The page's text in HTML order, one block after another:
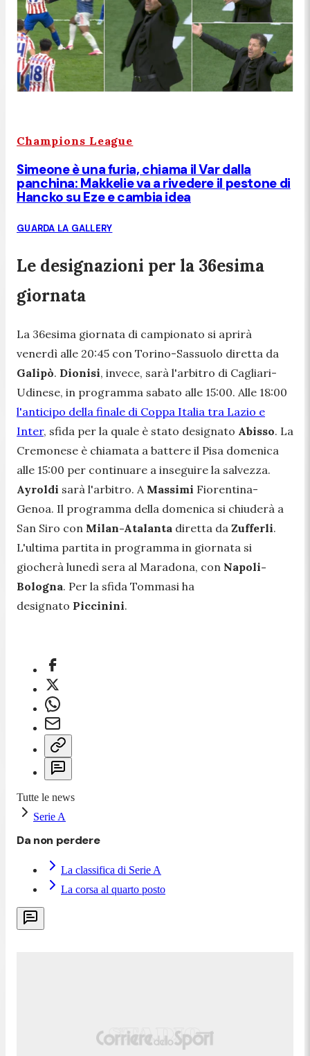
Champions League
Simeone è una furia, chiama il Var dalla
panchina: Makkelie va a rivedere il pestone di
Hancko su Eze e cambia idea
GUARDA LA GALLERY
Le designazioni per la 36esima
giornata
La 36esima giornata di campionato si aprirà
venerdì alle 20:45 con Torino-Sassuolo diretta da
Galipò. Dionisi, invece, sarà l'arbitro di Cagliari-
Udinese, in programma sabato alle 15:00. Alle 18:00
l'anticipo della finale di Coppa Italia tra Lazio e
Inter, sfida per la quale è stato designato Abisso. La
Cremonese è chiamata a battere il Pisa domenica
alle 15:00 per continuare a inseguire la salvezza.
Ayroldi sarà l'arbitro. A Massimi Fiorentina-
Genoa. Il programma della domenica si chiuderà a
San Siro con Milan-Atalanta diretta da Zufferli.
L'ultima partita in programma in giornata si
giocherà lunedì sera al Maradona, con Napoli-
Bologna. Per la sfida Tommasi ha
designato Piccinini.
Tutte le news
Serie A
Da non perdere
La classifica di Serie A
La corsa al quarto posto